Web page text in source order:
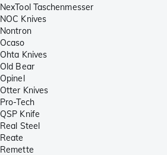
NexTool Taschenmesser
NOC Knives
Nontron
Ocaso
Ohta Knives
Old Bear
Opinel
Otter Knives
Pro-Tech
QSP Knife
Real Steel
Reate
Remette